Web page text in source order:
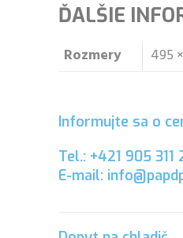
ĎALŠIE
Rozmery 495
Informujte sa o
Tel.: +421 905 311
E-mail: